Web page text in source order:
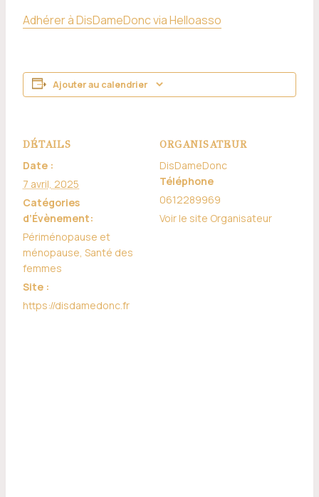
Adhérer à DisDameDonc via Helloasso
Ajouter au calendrier
DÉTAILS
Date :
7 avril, 2025
Catégories
d’Évènement:
Périménopause et
ménopause Santé des
femmes
Site :
https://disdamedonc.fr
ORGANISATEUR
DisDameDonc
Téléphone
0612289969
Voir le site Organisateur